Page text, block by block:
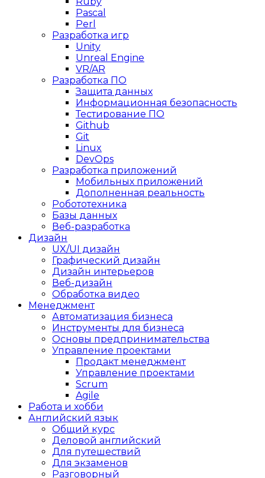
Pascal
Perl
Разработка игр
Unity
Unreal Engine
VR/AR
Разработка ПО
Защита данных
Информационная безопасность
Тестирование ПО
Github
Git
Linux
DevOps
Разработка приложений
Мобильных приложений
Дополненная реальность
Робототехника
Базы данных
Веб-разработка
Дизайн
UX/UI дизайн
Графический дизайн
Дизайн интерьеров
Веб-дизайн
Обработка видео
Менеджмент
Автоматизация бизнеса
Инструменты для бизнеса
Основы предпринимательства
Управление проектами
Продакт менеджмент
Управление проектами
Scrum
Agile
Работа и хобби
Английский язык
Общий курс
Деловой английский
Для путешествий
Для экзаменов
Разговорный